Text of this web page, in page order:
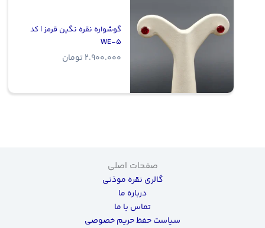
گوشواره نقره نگین قرمز | کد
WE-5
2.900.000 تومان
صفحات اصلی
گالری نقره موذنی
درباره ما
تماس با ما
سیاست حفظ حریم خصوصی